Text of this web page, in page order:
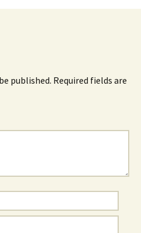
published. Required fields are